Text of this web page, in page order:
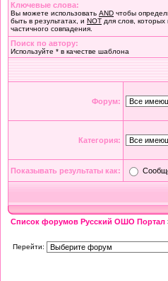
Ключевые слова:
Вы можете использовать AND чтобы
быть в результатах, и NOT для слов,
частичного совпадения.
Поиск по автору:
Используйте * в качестве шаблона
Форум:
Категория:
Показывать результаты как:
Список форумов Русский ОШО Портал
Перейти: